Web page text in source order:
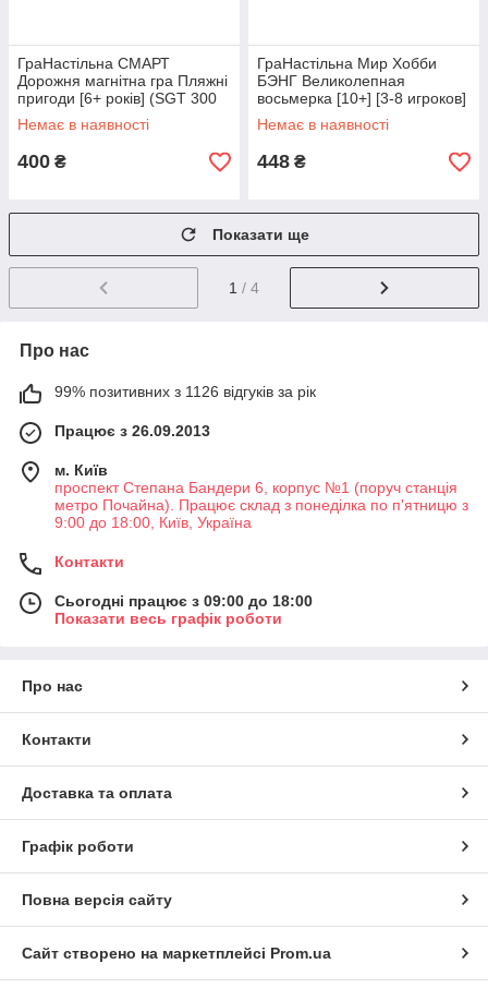
ГраНастільна СМАРТ
Дорожня магнітна гра Пляжні
пригоди [6+ років] (SGT 300
UKR)
Немає в наявності
400 ₴
ГраНастільна Мир Хобби
БЭНГ Великолепная
восьмерка [10+] [3-8 игроков]
Немає в наявності
448 ₴
Показати ще
1 / 4
Про нас
99% позитивних з 1126 відгуків за рік
Працює з 26.09.2013
м. Київ
проспект Степана Бандери 6, корпус №1 (поруч станція
метро Почайна). Працює склад з понеділка по п'ятницю з
9:00 до 18:00, Київ, Україна
Контакти
Сьогодні працює з 09:00 до 18:00
Показати весь графік роботи
Про нас
Контакти
Доставка та оплата
Графік роботи
Повна версія сайту
Сайт створено на маркетплейсі Prom.ua